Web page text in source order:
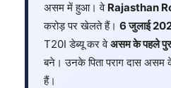
असम में हुआ। वे Rajasthan
करोड़ पर खेलते हैं। 6 जुलाई
T20I डेब्यू कर वेअसम के पहले
बने। उनके पिता पराग दास असम
हैं।